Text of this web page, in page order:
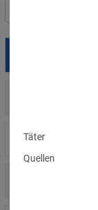
04.08.2026
Täter
Quellen